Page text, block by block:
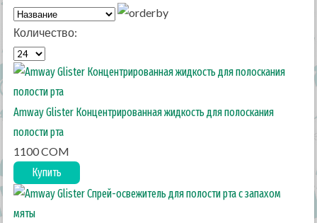
Количество:
Amway Glister Концентрированная жидкость для полоскания
полости рта
1100 COM
Купить